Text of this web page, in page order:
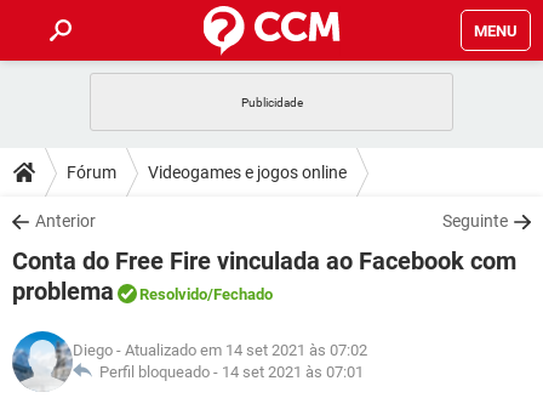
MENU
CELULAR FACEBOOK
OUTLOOK
INSTAGRAM GMAIL
GUIA DE COMPRAS
DICAS
JOGOS WHATSAPP
OUTLOOK
GUIA DE COMPRAS
DOWNLOADS
JOGOS WHATSAPP
CELULAR
OUTLOOK EXCEL
INSTAGRAM
FÓRUM
CELULAR FACEBOOK
GLOSSÁRIO
JOGOS
Fórum Videogames e jogos online
Anterior Seguinte
Conta do Free Fire vinculada ao Facebook com
problema
Resolvido/Fechado
Diego - Atualizado em 14 set 2021 às 07:02
Perfil bloqueado - 14 set 2021 às 07:01